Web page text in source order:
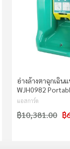
อ่างล้างตาฉุกเฉิ
WJH0982
แอสการ์ด
฿
฿10,381.00